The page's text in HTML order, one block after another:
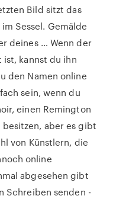
Bild sitzt das
Sessel. Gemälde
deines … Wenn der
kannst du ihn
den Namen online
sein, wenn du
einen Remington
aber es gibt
von Künstlern, die
online
abgesehen gibt
Schreiben senden -